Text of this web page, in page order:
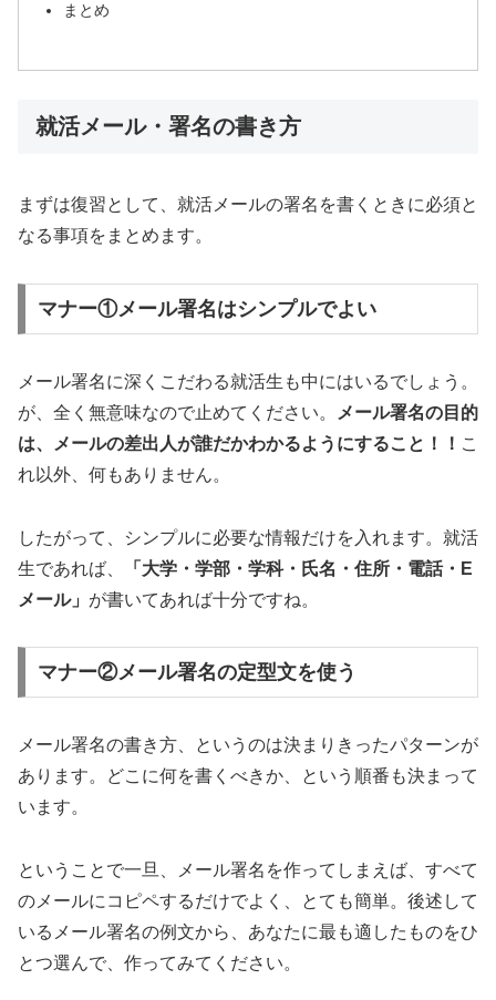
まとめ
就活メール・署名の書き方
まずは復習として、就活メールの署名を書くときに必須と
なる事項をまとめます。
マナー①メール署名はシンプルでよい
メール署名に深くこだわる就活生も中にはいるでしょう。
が、全く無意味なので止めてください。
メール署名の目的
は、メールの差出人が誰だかわかるようにすること！！ こ
れ以外、何もありません。
したがって、シンプルに必要な情報だけを入れます。就活
生であれば、
「大学・学部・学科・氏名・住所・電話・E
メール」 が書いてあれば十分ですね。
マナー②メール署名の定型文を使う
メール署名の書き方、というのは決まりきったパターンが
あります。どこに何を書くべきか、という順番も決まって
います。
ということで一旦、メール署名を作ってしまえば、すべて
のメールにコピペするだけでよく、とても簡単。後述して
いるメール署名の例文から、あなたに最も適したものをひ
とつ選んで、作ってみてください。